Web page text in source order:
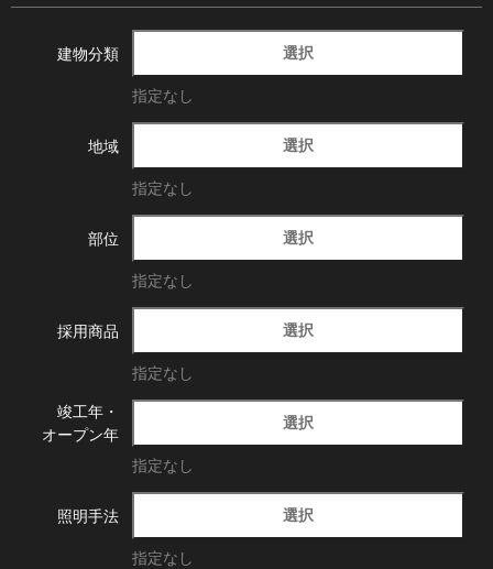
建物分類 選択
指定なし
地域 選択
指定なし
部位 選択
指定なし
採用商品 選択
指定なし
竣工年・
オープン年
選択
指定なし
照明手法 選択
指定なし